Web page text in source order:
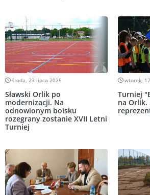
środa, 23 lipca 2025
Sławski Orlik po
modernizacji. Na
odnowionym boisku
rozegrany zostanie XVII Letni
Turniej
wtorek,
Turniej
na Orlik.